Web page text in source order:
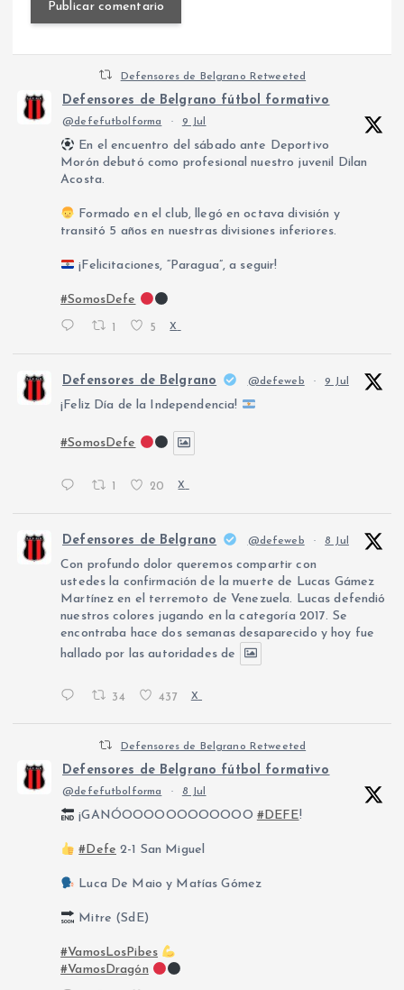
Defensores de Belgrano Retweeted
Defensores de Belgrano fútbol formativo
@defefutbolforma · 9 Jul
En el encuentro del sábado ante Deportivo
Morón debutó como profesional nuestro juvenil Dilan
Acosta.
Formado en el club, llegó en octava división y
transitó 5 años en nuestras divisiones inferiores.
¡Felicitaciones, “Paragua”, a seguir!
#SomosDefe
1 5 X
Defensores de Belgrano @defeweb · 9 Jul
¡Feliz Día de la Independencia!
#SomosDefe
1 20 X
Defensores de Belgrano @defeweb · 8 Jul
Con profundo dolor queremos compartir con
ustedes la confirmación de la muerte de Lucas Gámez
Martínez en el terremoto de Venezuela. Lucas defendió
nuestros colores jugando en la categoría 2017. Se
encontraba hace dos semanas desaparecido y hoy fue
hallado por las autoridades de
34 437 X
Defensores de Belgrano Retweeted
Defensores de Belgrano fútbol formativo
@defefutbolforma · 8 Jul
¡GANÓOOOOOOOOOOOO #DEFE!
#Defe 2-1 San Miguel
Luca De Maio y Matías Gómez
Mitre (SdE)
#VamosLosPibes
#VamosDragón